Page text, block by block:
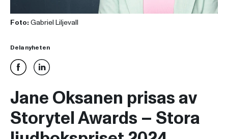
Foto: Gabriel Liljevall
Dela nyheten
Jane Oksanen prisas av
Storytel Awards – Stora